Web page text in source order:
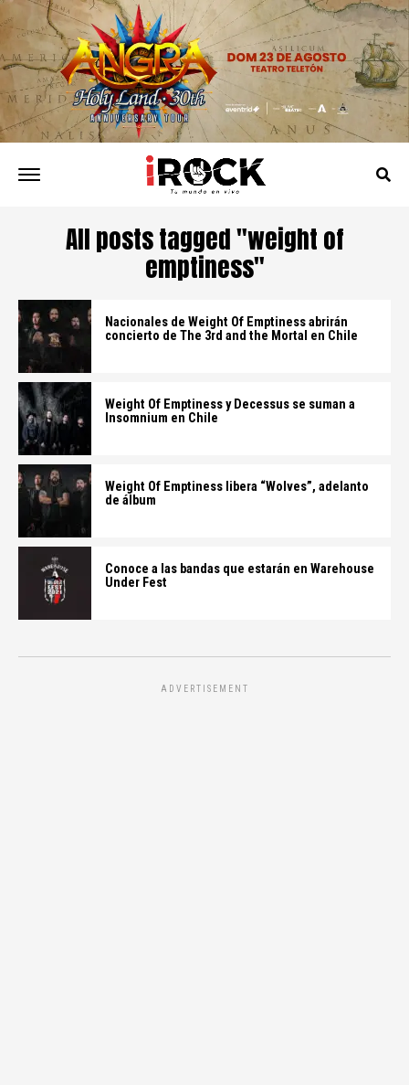
All posts tagged "weight of
emptiness"
Nacionales de Weight Of Emptiness abrirán
concierto de The 3rd and the Mortal en Chile
Weight Of Emptiness y Decessus se suman a
Insomnium en Chile
Weight Of Emptiness libera “Wolves”, adelanto
de álbum
Conoce a las bandas que estarán en Warehouse
Under Fest
ADVERTISEMENT